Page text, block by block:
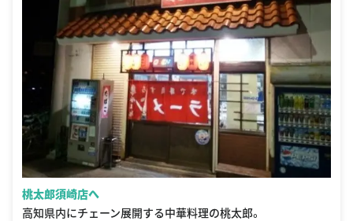
桃太郎須崎店へ
高知県内にチェーン展開する中華料理の桃太郎。